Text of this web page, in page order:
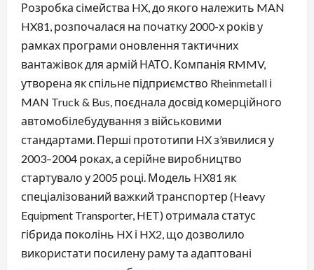
Розробка сімейства HX, до якого належить MAN
HX81, розпочалася на початку 2000-х років у
рамках програми оновлення тактичних
вантажівок для армій НАТО. Компанія RMMV,
утворена як спільне підприємство Rheinmetall і
MAN Truck & Bus, поєднала досвід комерційного
автомобілебудування з військовими
стандартами. Перші прототипи HX з’явилися у
2003–2004 роках, а серійне виробництво
стартувало у 2005 році. Модель HX81 як
спеціалізований важкий транспортер (Heavy
Equipment Transporter, HET) отримала статус
гібрида поколінь HX і HX2, що дозволило
використати посилену раму та адаптовані